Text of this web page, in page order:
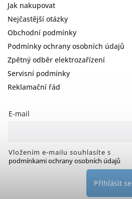
Jak nakupovat
Nejčastější otázky
Obchodní podmínky
Podmínky ochrany osobních údajů
Zpětný odběr elektrozařízení
Servisní podmínky
Reklamační řád
E-mail
Vložením e-mailu souhlasíte s
podmínkami ochrany osobních údajů
Přihlásit se